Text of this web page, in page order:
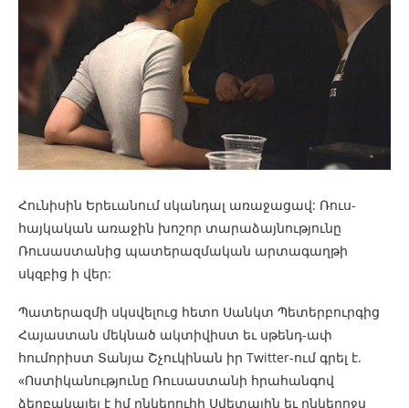
Հունիսին Երեւանում սկանդալ առաջացավ: Ռուս-
հայկական առաջին խոշոր տարաձայնությունը
Ռուսաստանից պատերազմական արտագաղթի
սկզբից ի վեր:
Պատերազմի սկսվելուց հետո Սանկտ Պետերբուրգից
Հայաստան մեկնած ակտիվիստ եւ սթենդ-ափ
հումորիստ Տանյա Շչուկինան իր Twitter-ում գրել է.
«Ոստիկանությունը Ռուսաստանի հրահանգով
ձերբակալել է իմ ընկերուհի Սվետային եւ ընկերոջս